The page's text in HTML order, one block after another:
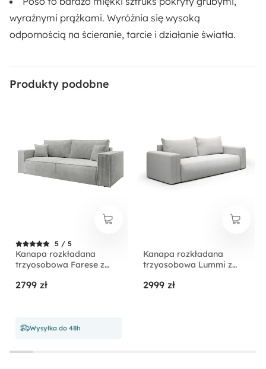
Szerokość siedziska:
190 cm
3
Rozmiar:
Średni
Rodzaj boków:
Prostokątne
Tapicerowany Tył:
wyraźnymi prążkami. Wyróżnia się wysoką
odpornością na ścieranie, tarcie i działanie światła.
Produkty podobne
5 / 5
Kanapa rozkładana
trzyosobowa Farese z
sztruks
2799 zł
Wysyłka do 48h
Kanapa rozkładana
trzyosobowa Lummi z
szenil hydrofobowy
2999 zł